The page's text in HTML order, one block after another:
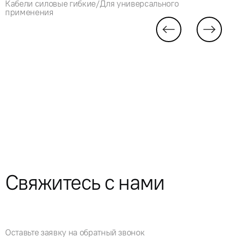
Кабели силовые гибкие/Для универсального
применения
Свяжитесь с нами
Оставьте заявку на обратный звонок